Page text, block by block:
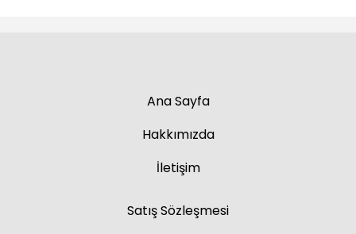
Ana Sayfa
Hakkımızda
İletişim
Satış Sözleşmesi